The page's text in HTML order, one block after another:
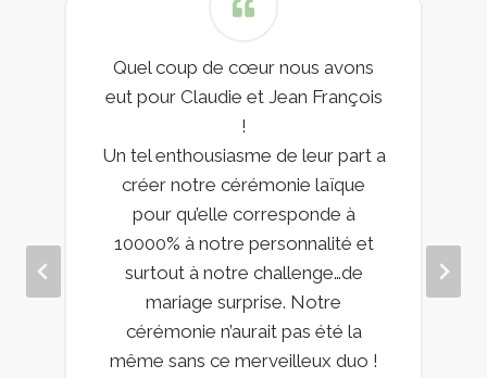
Quel coup de cœur nous avons
eut pour Claudie et Jean François
!
Un tel enthousiasme de leur part a
créer notre cérémonie laïque
pour qu’elle corresponde à
10000% à notre personnalité et
surtout à notre challenge…de
mariage surprise. Notre
cérémonie n’aurait pas été la
même sans ce merveilleux duo !